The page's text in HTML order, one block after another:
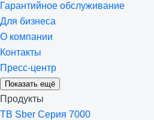
Гарантийное обслуживание
Для бизнеса
О компании
Контакты
Пресс-центр
Показать ещё
Продукты
ТВ Sber Серия 7000